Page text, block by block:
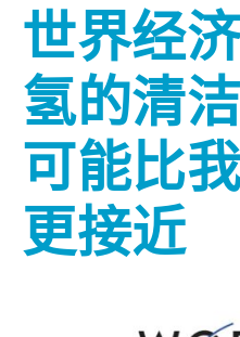
世界经
氢的清
可能比
更接近